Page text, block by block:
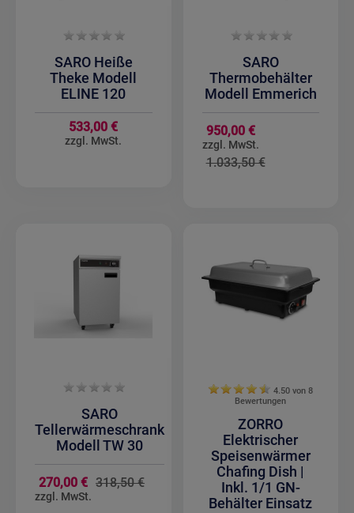
SARO Heiße
Theke Modell
ELINE 120
533,00 €
SARO
Thermobehälter
Modell Emmerich
950,00 €
1.033,50 €
SARO
Tellerwärmeschrank
Modell TW 30
270,00 € 318,50 €
4.50 von8
Bewertungen
ZORRO
Elektrischer
Speisenwärmer
Chafing Dish |
Inkl. 1/1 GN-
Behälter Einsatz